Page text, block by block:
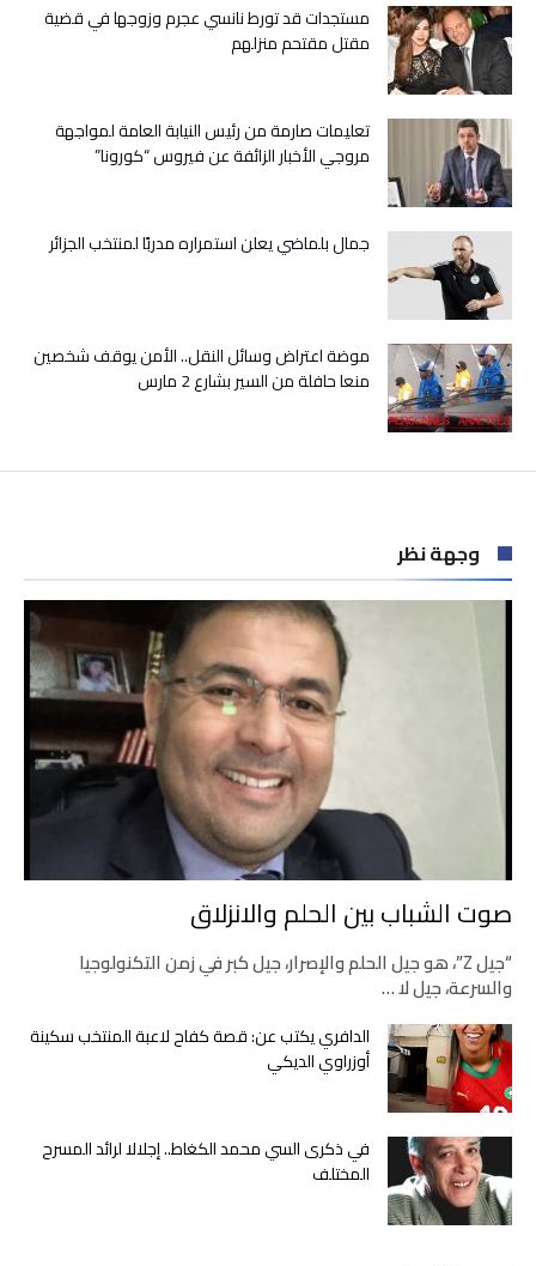
بتل
أبيب
مستجدات قد تورط نانسي عجرم وزوجها في قضية
مقتل مقتحم منزلهم
تعليمات صارمة من رئيس النيابة العامة لمواجهة
مروجي الأخبار الزائفة عن فيروس “كورونا”
جمال بلماضي يعلن استمراره مدربًا لمنتخب الجزائر
موضة اعتراض وسائل النقل.. الأمن يوقف شخصين
منعا حافلة من السير بشارع 2 مارس
وجهة نظر
صوت الشباب بين الحلم والانزلاق
“جيل Z”، هو جيل الحلم والإصرار، جيل كبر في زمن التكنولوجيا
والسرعة، جيل لا …
الدافري يكتب عن: قصة كفاح لاعبة المنتخب سكينة
أوزراوي الديكي
في ذكرى السي محمد الكغاط.. إجلالا لرائد المسرح
المختلف